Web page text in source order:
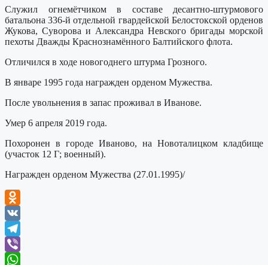
Служил огнемётчиком в составе десантно-штурмового
батальона 336-й отдельной гвардейской Белостокской орденов
Жукова, Суворова и Александра Невского бригады морской
пехоты Дважды Краснознамённого Балтийского флота.
Отличился в ходе новогоднего штурма Грозного.
В январе 1995 года награжден орденом Мужества.
После увольнения в запас проживал в Иванове.
Умер 6 апреля 2019 года.
Похоронен в городе Иваново, на Новоталицком кладбище
(участок 12 Г; военный).
Награжден орденом Мужества (27.01.1995)/
Odnoklassniki
VK
Telegram
Viber